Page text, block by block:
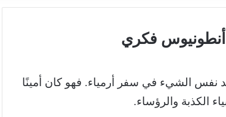
نفس الشيء في سفر أرمياء. فهو كان أمينًا
الكذبة والرؤساء.